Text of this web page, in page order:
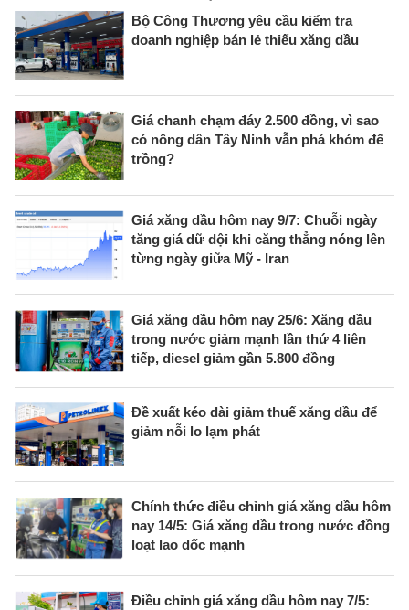
Bộ Công Thương yêu cầu kiểm tra
doanh nghiệp bán lẻ thiếu xăng dầu
Giá chanh chạm đáy 2.500 đồng, vì sao
có nông dân Tây Ninh vẫn phá khóm để
trồng?
Giá xăng dầu hôm nay 9/7: Chuỗi ngày
tăng giá dữ dội khi căng thẳng nóng lên
từng ngày giữa Mỹ - Iran
Giá xăng dầu hôm nay 25/6: Xăng dầu
trong nước giảm mạnh lần thứ 4 liên
tiếp, diesel giảm gần 5.800 đồng
Đề xuất kéo dài giảm thuế xăng dầu để
giảm nỗi lo lạm phát
Chính thức điều chỉnh giá xăng dầu hôm
nay 14/5: Giá xăng dầu trong nước đồng
loạt lao dốc mạnh
Điều chỉnh giá xăng dầu hôm nay 7/5: